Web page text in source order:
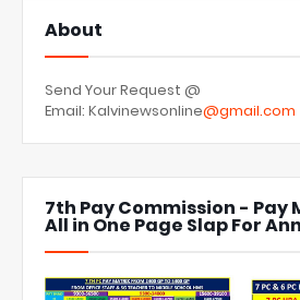
About
Send Your Request @
Email: Kalvinewsonline@gmail.com
7th Pay Commission - Pay
All in One Page Slap For